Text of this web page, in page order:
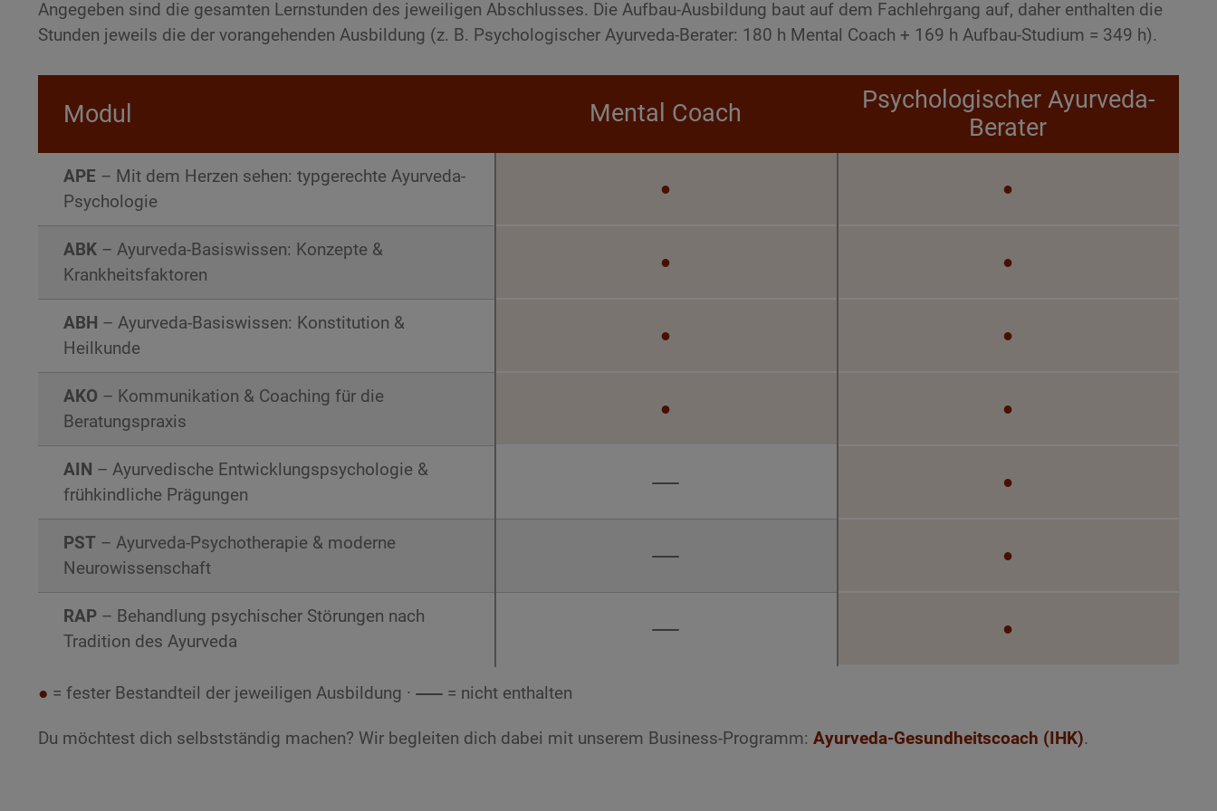
Angegeben sind die gesamten Lernstunden des jeweiligen Abschlusses. Die Aufbau-Ausbildung baut auf dem Fachlehrgang auf, daher enthalten die
Stunden jeweils die der vorangehenden Ausbildung (z. B. Psychologischer Ayurveda-Berater: 180 h Mental Coach + 169 h Aufbau-Studium = 349 h).
Modul Mental Coach
Psychologischer Ayurveda-
Berater
APE – Mit dem Herzen sehen: typgerechte Ayurveda-
Psychologie
● ●
ABK – Ayurveda-Basiswissen: Konzepte &
Krankheitsfaktoren
● ●
ABH – Ayurveda-Basiswissen: Konstitution &
Heilkunde
● ●
AKO – Kommunikation & Coaching für die
Beratungspraxis
● ●
AIN – Ayurvedische Entwicklungspsychologie &
frühkindliche Prägungen
●
PST – Ayurveda-Psychotherapie & moderne
Neurowissenschaft
●
RAP – Behandlung psychischer Störungen nach
Tradition des Ayurveda
●
● = fester Bestandteil der jeweiligen Ausbildung · = nicht enthalten
Du möchtest dich selbstständig machen? Wir begleiten dich dabei mit unserem Business-Programm: Ayurveda-Gesundheitscoach (IHK).